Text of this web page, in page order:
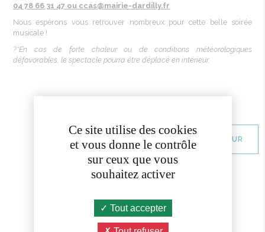
04 78 66 31 47 ou ccas@mairie-dardilly.fr
Nous espérons vous retrouver nombreux pour cette belle soirée
musicale !
?*En cas de forte chaleur ou de conditions météorologiques
défavorables, le spectacle pourra être déplacé en intérieur.
RETOUR
Ce site utilise des cookies
et vous donne le contrôle
sur ceux que vous
souhaitez activer
Tout accepter